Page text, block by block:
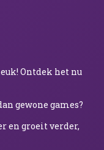
Ontdek het nu
gewone games?
en groeit verder,